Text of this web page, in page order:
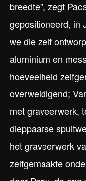
breedte”, zegt
gepositioneerd, in
we die zelf
aluminium en
hoeveelheid
overweldigend;
met graveerwerk,
dieppaarse
het graveerwerk
zelfgemaakte